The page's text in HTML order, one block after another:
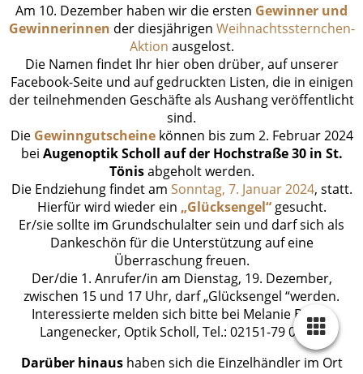
Am 10. Dezember haben wir die ersten Gewinner und
Gewinnerinnen der diesjährigen Weihnachtssternchen-
Aktion ausgelost.
Die Namen findet Ihr hier oben drüber, auf unserer
Facebook-Seite und auf gedruckten Listen, die in einigen
der teilnehmenden Geschäfte als Aushang veröffentlicht
sind.
Die Gewinngutscheinekönnen bis zum 2. Februar 2024
bei Augenoptik Scholl auf der Hochstraße 30 in St.
Tönisabgeholt werden.
Die Endziehung findet am Sonntag, 7. Januar 2024, statt.
Hierfür wird wieder ein „Glücksengel“gesucht.
Er/sie sollte im Grundschulalter sein und darf sich als
Dankeschön für die Unterstützung auf eine
Überraschung freuen.
Der/die 1. Anrufer/in am Dienstag, 19. Dezember,
zwischen 15 und 17 Uhr, darf „Glücksengel “werden.
Interessierte melden sich bitte bei Melanie Barth-
Langenecker, Optik Scholl, Tel.: 02151-79 08 80.
Darüber hinaushaben sich die Einzelhändler im Ort